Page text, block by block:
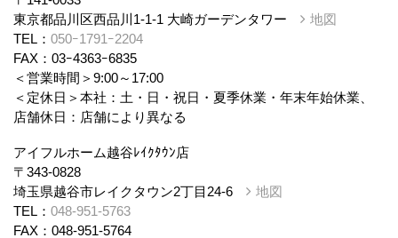
＜定休日＞本社：土・日・祝日・夏季休業・年末年始休業、
店舗休日：店舗により異なる
アイフルホーム越谷ﾚｲｸﾀｳﾝ店
〒343-0828
埼玉県越谷市レイクタウン2丁目24-6
地図
TEL：048-951-5763
＜営業時間＞10:00～18:00
＜定休日＞火曜日・水曜日
アイフルホーム船橋店